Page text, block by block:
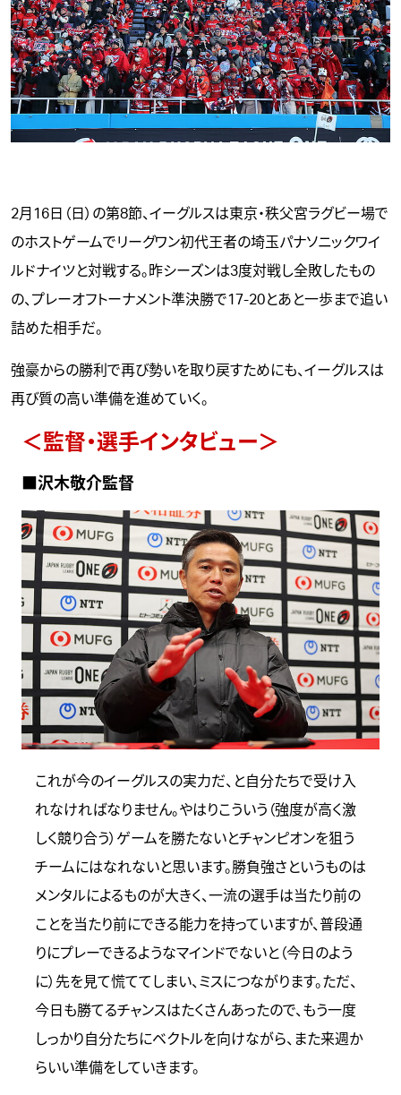
2月16日（日）の第8節、イーグルスは東京・秩父宮ラグビー場で
のホストゲームでリーグワン初代王者の埼玉パナソニックワイ
ルドナイツと対戦する。昨シーズンは3度対戦し全敗したもの
の、プレーオフトーナメント準決勝で17-20とあと一歩まで追い
詰めた相手だ。
強豪からの勝利で再び勢いを取り戻すためにも、イーグルスは
再び質の高い準備を進めていく。
＜監督・選手インタビュー＞
■沢木敬介監督
これが今のイーグルスの実力だ、と自分たちで受け入
れなければなりません。やはりこういう（強度が高く激
しく競り合う）ゲームを勝たないとチャンピオンを狙う
チームにはなれないと思います。勝負強さというものは
メンタルによるものが大きく、一流の選手は当たり前の
ことを当たり前にできる能力を持っていますが、普段通
りにプレーできるようなマインドでないと（今日のよう
に）先を見て慌ててしまい、ミスにつながります。ただ、
今日も勝てるチャンスはたくさんあったので、もう一度
しっかり自分たちにベクトルを向けながら、また来週か
らいい準備をしていきます。